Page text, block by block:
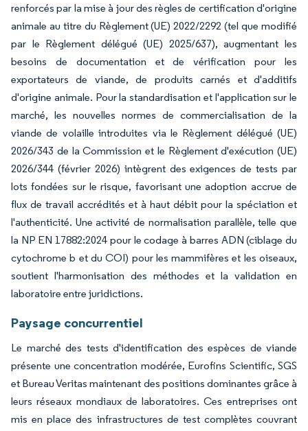
renforcés par la mise à jour des règles de certification d'origine
animale au titre du Règlement (UE) 2022/2292 (tel que modifié
par le Règlement délégué (UE) 2025/637), augmentant les
besoins de documentation et de vérification pour les
exportateurs de viande, de produits carnés et d'additifs
d'origine animale. Pour la standardisation et l'application sur le
marché, les nouvelles normes de commercialisation de la
viande de volaille introduites via le Règlement délégué (UE)
2026/343 de la Commission et le Règlement d'exécution (UE)
2026/344 (février 2026) intègrent des exigences de tests par
lots fondées sur le risque, favorisant une adoption accrue de
flux de travail accrédités et à haut débit pour la spéciation et
l'authenticité. Une activité de normalisation parallèle, telle que
la NP EN 17882:2024 pour le codage à barres ADN (ciblage du
cytochrome b et du COI) pour les mammifères et les oiseaux,
soutient l'harmonisation des méthodes et la validation en
laboratoire entre juridictions.
Paysage concurrentiel
Le marché des tests d'identification des espèces de viande
présente une concentration modérée, Eurofins Scientific, SGS
et Bureau Veritas maintenant des positions dominantes grâce à
leurs réseaux mondiaux de laboratoires. Ces entreprises ont
mis en place des infrastructures de test complètes couvrant